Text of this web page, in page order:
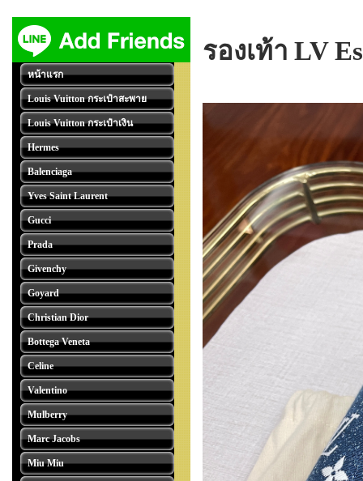
หน้าแรก
Louis Vuitton กระเป๋าสะพาย
Louis Vuitton กระเป๋าเงิน
Hermes
Balenciaga
Yves Saint Laurent
Gucci
Prada
Givenchy
Goyard
Christian Dior
Bottega Veneta
Celine
Valentino
Mulberry
Marc Jacobs
Miu Miu
รองเท้า LV